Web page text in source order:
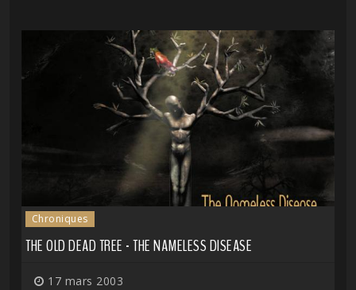
Chroniques
THE OLD DEAD TREE - THE NAMELESS DISEASE
17 mars 2003